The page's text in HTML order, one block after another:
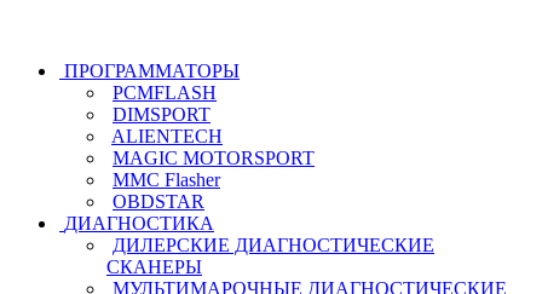
ПРОГРАММАТОРЫ
PCMFLASH
DIMSPORT
ALIENTECH
MAGIC MOTORSPORT
MMC Flasher
OBDSTAR
ДИАГНОСТИКА
ДИЛЕРСКИЕ ДИАГНОСТИЧЕСКИЕ
СКАНЕРЫ
МУЛЬТИМАРОЧНЫЕ ДИАГНОСТИЧЕСКИЕ